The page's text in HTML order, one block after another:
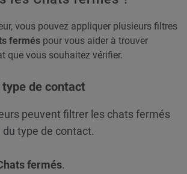
vous pouvez appliquer plusieurs filtres
fermés pour vous aider à trouver
que vous souhaitez vérifier.
de contact
peuvent filtrer les chats fermés
type de contact.
fermés.